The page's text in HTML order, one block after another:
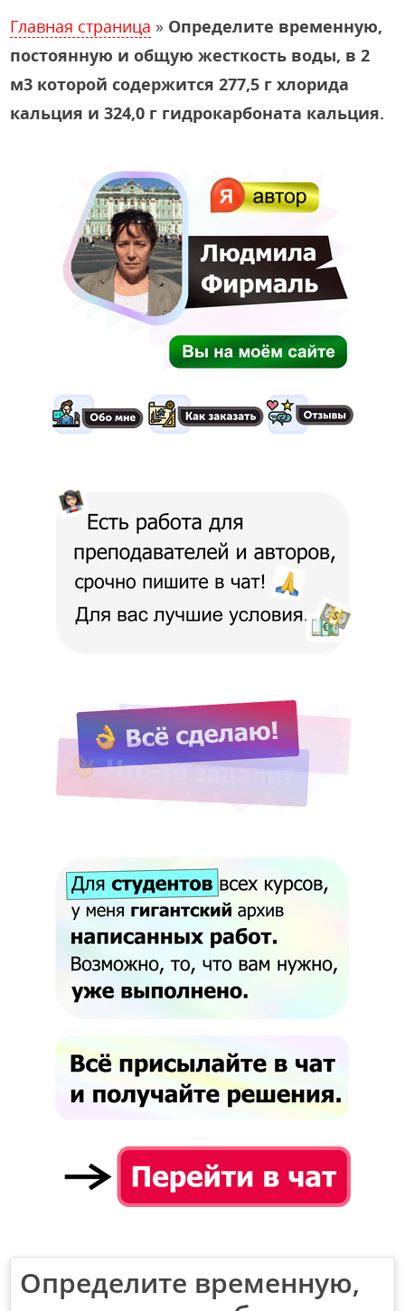
Главная страница » Определите временную,
постоянную и общую жесткость воды, в 2
м3 которой содержится 277,5 г хлорида
кальция и 324,0 г гидрокарбоната кальция.
Определите временную,